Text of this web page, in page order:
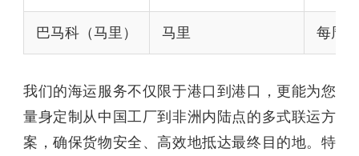
巴马科（马里） 马里 每周2
我们的海运服务不仅限于港口到港口，更能为您
量身定制从中国工厂到非洲内陆点的多式联运方
案，确保货物安全、高效地抵达最终目的地。特